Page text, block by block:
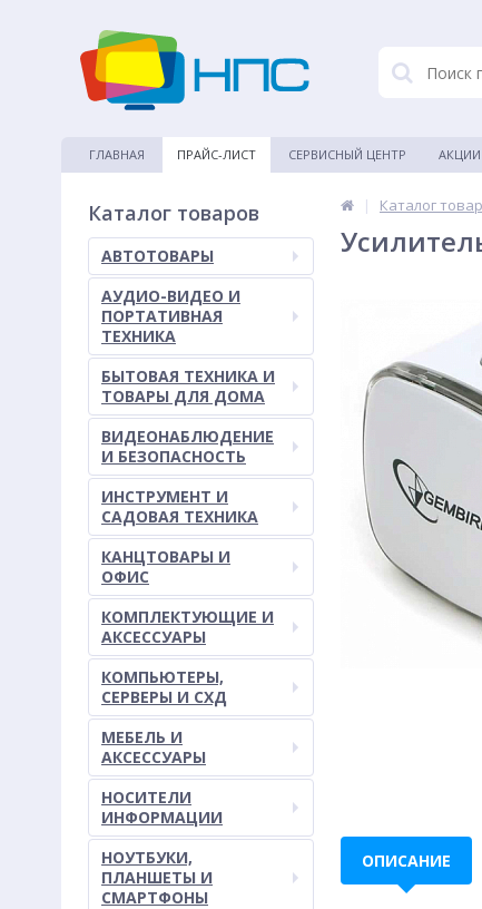
ГЛАВНАЯ ПРАЙС-ЛИСТ СЕРВИСНЫЙ ЦЕНТР
Каталог товаров
АВТОТОВАРЫ
АУДИО-ВИДЕО И
ПОРТАТИВНАЯ
ТЕХНИКА
БЫТОВАЯ ТЕХНИКА И
ТОВАРЫ ДЛЯ ДОМА
ВИДЕОНАБЛЮДЕНИЕ
И БЕЗОПАСНОСТЬ
ИНСТРУМЕНТ И
САДОВАЯ ТЕХНИКА
КАНЦТОВАРЫ И
ОФИС
КОМПЛЕКТУЮЩИЕ И
АКСЕССУАРЫ
КОМПЬЮТЕРЫ,
СЕРВЕРЫ И СХД
МЕБЕЛЬ И
АКСЕССУАРЫ
НОСИТЕЛИ
ИНФОРМАЦИИ
НОУТБУКИ,
ПЛАНШЕТЫ И
СМАРТФОНЫ
| Каталог
ОПИСАНИЕ